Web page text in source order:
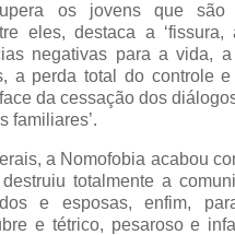
os jovens que são
eles, destaca a
negativas para a vida,
a perda total do controle
da cessação dos
familiares’.
a Nomofobia acabou
totalmente a
e esposas, enfim,
e tétrico, pesaroso e